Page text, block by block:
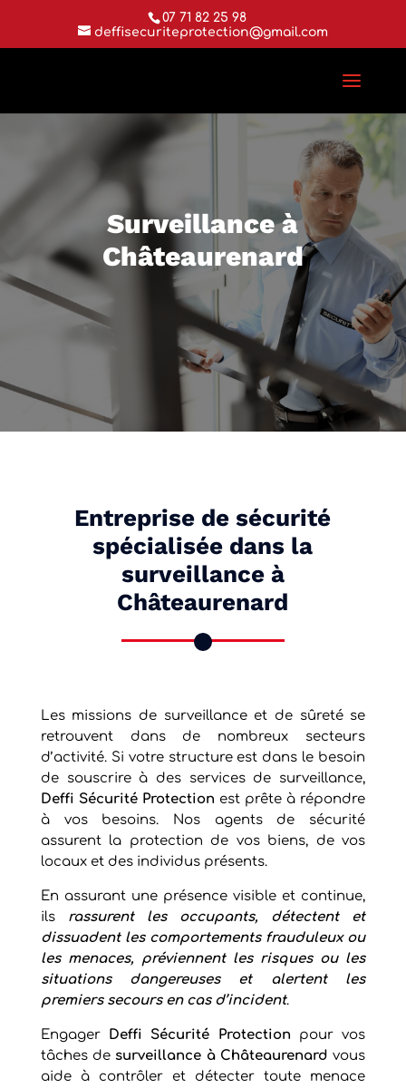
07 71 82 25 98
deffisecuriteprotection@gmail.com
Surveillance à
Châteaurenard
Entreprise de sécurité
spécialisée dans la
surveillance à
Châteaurenard
Les missions de surveillance et de sûreté se
retrouvent dans de nombreux secteurs
d’activité. Si votre structure est dans le besoin
de souscrire à des services de surveillance,
Deffi Sécurité Protection est prête à répondre
à vos besoins. Nos agents de sécurité
assurent la protection de vos biens, de vos
locaux et des individus présents.
En assurant une présence visible et continue,
ils rassurent les occupants, détectent et
dissuadent les comportements frauduleux ou
les menaces, préviennent les risques ou les
situations dangereuses et alertent les
premiers secours en cas d’incident.
Engager Deffi Sécurité Protection pour vos
tâches de surveillance à Châteaurenard vous
aide à contrôler et détecter toute menace